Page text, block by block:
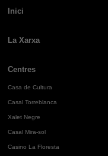
Inici
La Xarxa
Centres
Casa de Cultura
Casal Torreblanca
Xalet Negre
Casal Mira-sol
Casino La Floresta